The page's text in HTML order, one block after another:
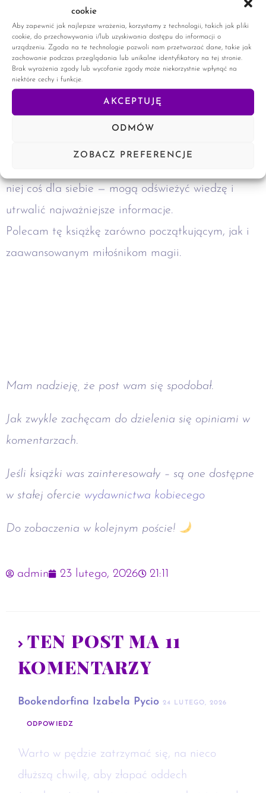
cookie
Aby zapewnić jak najlepsze wrażenia, korzystamy z technologii, takich jak pliki
cookie, do przechowywania i/lub uzyskiwania dostępu do informacji o
urządzeniu. Zgoda na te technologie pozwoli nam przetwarzać dane, takie jak
zachowanie podczas przeglądania lub unikalne identyfikatory na tej stronie.
Brak wyrażenia zgody lub wycofanie zgody może niekorzystnie wpłynąć na
niektóre cechy i funkcje.
AKCEPTUJĘ
ODMÓW
ZOBACZ PREFERENCJE
Autorka w prosty sposób wyjaśnia podstawy,
pomaga w doborze kolorystyki świec oraz opisuje
kilkanaście rytuałów z ich użyciem. Jeśli więc
dopiero zaczynasz swoją przygodę z magią lub
chcesz bliżej poznać magię świec, ta książka
będzie dla Ciebie idealna.
niej coś dla siebie — mogą odświeżyć wiedzę i
utrwalić najważniejsze informacje.
Polecam tę książkę zarówno początkującym, jak i
zaawansowanym miłośnikom magii.
Mam nadzieję, że post wam się spodobał.
Jak zwykle zachęcam do dzielenia się opiniami w
komentarzach.
Jeśli książki was zainteresowały – są one dostępne
w stałej ofercie wydawnictwa kobiecego
Do zobaczenia w kolejnym poście!
admin 23 lutego, 2026 21:11
TEN POST MA 11
KOMENTARZY
Bookendorfina Izabela Pycio 24 LUTEGO, 2026
ODPOWIEDZ
Warto w pędzie zatrzymać się, na nieco
dłuższą chwilę, aby złapać oddech